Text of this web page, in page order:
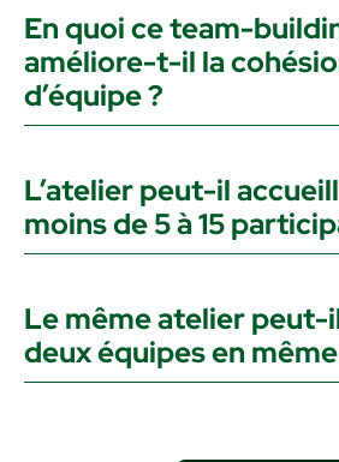
En quoi ce team-
améliore-t-il la
d’équipe ?
L’atelier peut-il
moins de 5 à 15
Le même atelier peut-
deux équipes en